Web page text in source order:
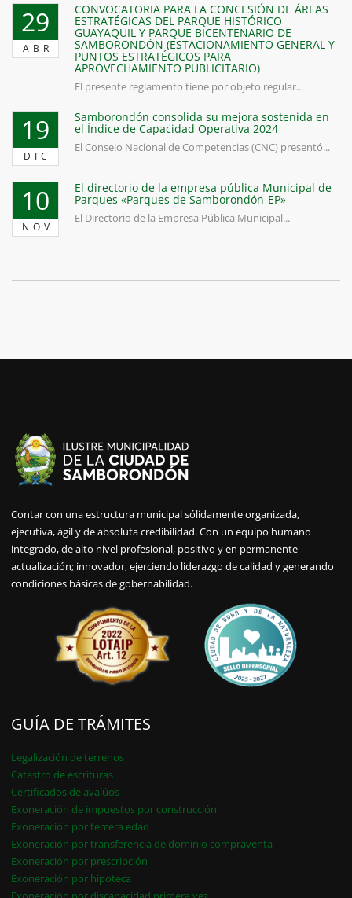
29
ABR
CONVOCATORIA PARA LA CONCESIÓN DE ÁREAS
ESTRATÉGICAS DEL PARQUE HISTÓRICO
GUAYAQUIL Y PARQUE BICENTENARIO DE
SAMBORONDÓN (ESTACIONAMIENTO GENERAL Y
PUNTOS ESTRATÉGICOS PARA
APROVECHAMIENTO PUBLICITARIO)
El presente reglamento tiene por objeto regular...
19
DIC
Samborondón consolida su mejora sostenida en
el Índice de Capacidad Operativa 2024
El Consejo Nacional de Competencias (CNC) presentó...
10
NOV
El directorio de la empresa pública Municipal de
Parques «Parques de Samborondón-EP»
El Directorio de la Empresa Pública Municipal...
Contar con una estructura municipal sólidamente organizada,
ejecutiva, ágil y de absoluta credibilidad. Con un equipo humano
integrado, de alto nivel profesional, positivo y en permanente
actualización; innovador, ejerciendo liderazgo de calidad y generando
condiciones básicas de gobernabilidad.
GUÍA DE TRÁMITES
Legalización de terrenos
Catastro de escrituras
Certificados de avalúos
Exoneración de impuestos por construcción
Exoneración por tercera edad
Exoneración por transferencia de dominio compraventa
Exoneración por prescripción
Exoneración por hipoteca